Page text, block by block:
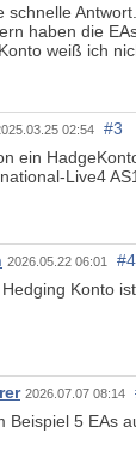
schnelle Antwort.
haben die
weiß ich
02:54
#3
ein
Live4
2026.05.22 06:01
#4
Konto
2026.07.07 08:14
Beispiel 5 EAs